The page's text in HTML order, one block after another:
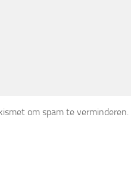
om spam te verminderen.